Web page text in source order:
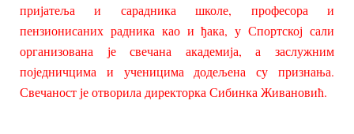
пријатеља и сарадника школе, професора и
пензионисаних радника као и ђака, у Спортској сали
организована је свечана академија, а заслужним
поједничцима и ученицима додељена су признања.
Свечаност је отворила директорка Сибинка Живановић.